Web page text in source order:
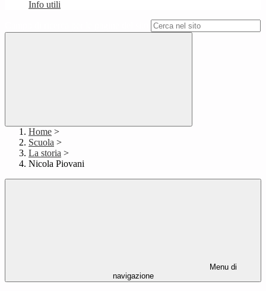
Info utili
Home >
Scuola >
La storia >
Nicola Piovani
Menu di
navigazione